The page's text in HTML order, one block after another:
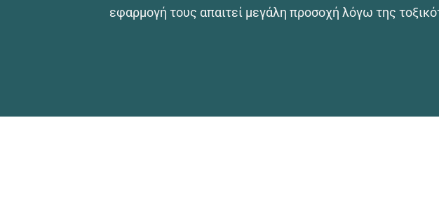
εφαρμογή τους απαιτεί μεγάλη προσοχή λόγω της